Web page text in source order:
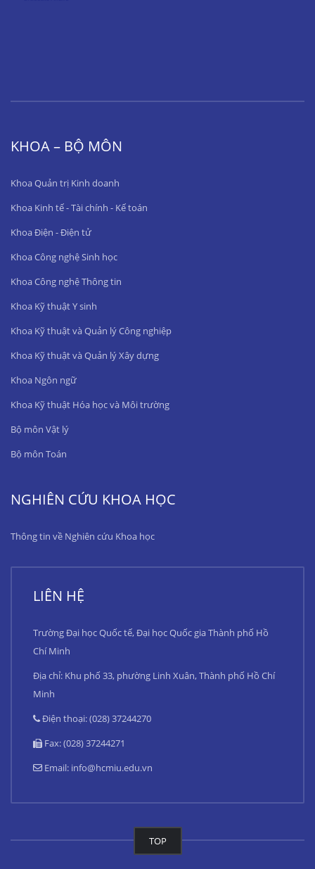
KHOA – BỘ MÔN
Khoa Quản trị Kinh doanh
Khoa Kinh tế - Tài chính - Kế toán
Khoa Điện - Điện tử
Khoa Công nghệ Sinh học
Khoa Công nghệ Thông tin
Khoa Kỹ thuật Y sinh
Khoa Kỹ thuật và Quản lý Công nghiệp
Khoa Kỹ thuật và Quản lý Xây dựng
Khoa Ngôn ngữ
Khoa Kỹ thuật Hóa học và Môi trường
Bộ môn Vật lý
Bộ môn Toán
NGHIÊN CỨU KHOA HỌC
Thông tin về Nghiên cứu Khoa học
LIÊN HỆ
Trường Đại học Quốc tế, Đại học Quốc gia Thành phố Hồ
Chí Minh
Địa chỉ: Khu phố 33, phường Linh Xuân, Thành phố Hồ Chí
Minh
Điện thoại: (028) 37244270
Fax: (028) 37244271
Email: info@hcmiu.edu.vn
TOP